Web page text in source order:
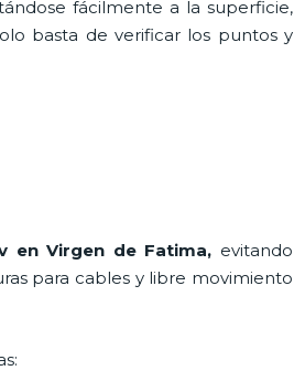
fácilmente a la superficie,
basta de verificar los puntos y
en Virgen de Fatima, evitando
para cables y libre movimiento